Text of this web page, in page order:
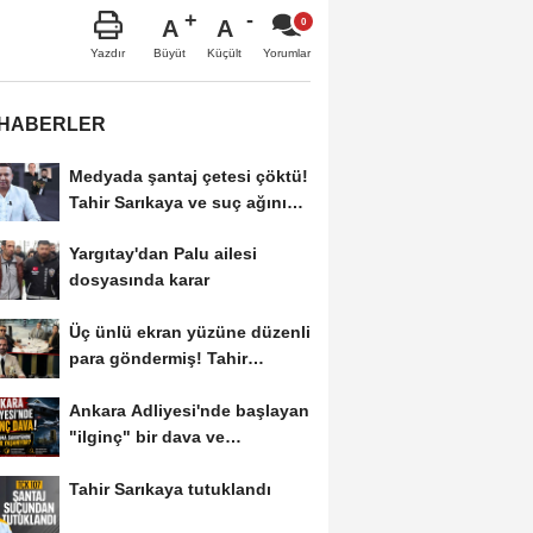
Yazdır
A
Büyüt
A
Küçült Yorumlar
Medyada şantaj çetesi çöktü!
Tahir Sarıkaya ve suç ağının
Yargıtay'dan Palu ailesi
dosyasında karar
Üç ünlü ekran yüzüne düzenli
para göndermiş! Tahir
Ankara Adliyesi'nde başlayan
"ilginç" bir dava ve
Tahir Sarıkaya tutuklandı